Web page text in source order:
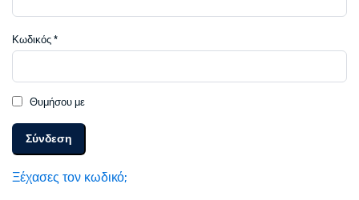
Κωδικός *Απαιτείται
Θυμήσου με
Σύνδεση
Ξέχασες τον κωδικό;